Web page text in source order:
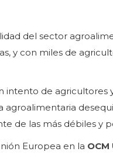
del sector
y con miles de
intento de
de las más débiles y
Europea en la OCM